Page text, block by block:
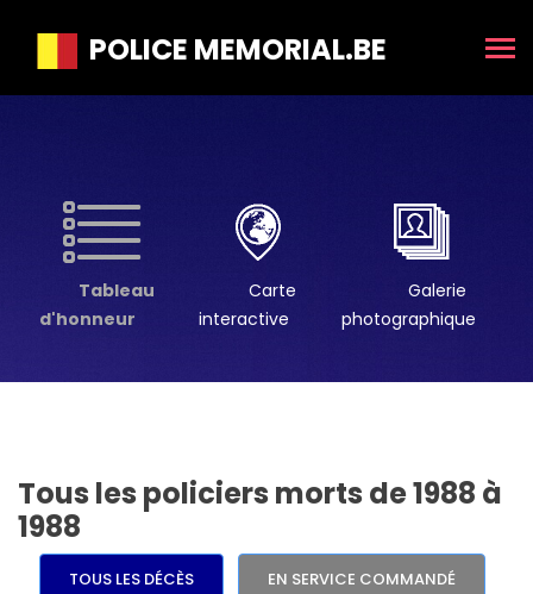
POLICE MEMORIAL.BE
Tableau
d'honneur
Carte
interactive
Galerie
photographique
Tous les policiers morts de 1988 à
1988
TOUS LES DÉCÈS EN SERVICE COMMANDÉ